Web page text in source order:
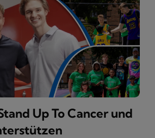
Up To Cancer und